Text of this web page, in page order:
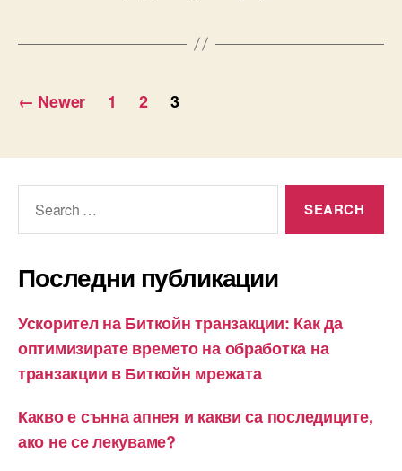
Разделяне
публикациите
на
страници
← Newer 1 2 3
Последни публикации
Ускорител на Биткойн транзакции: Как да
оптимизирате времето на обработка на
транзакции в Биткойн мрежата
Какво е сънна апнея и какви са последиците,
ако не се лекуваме?